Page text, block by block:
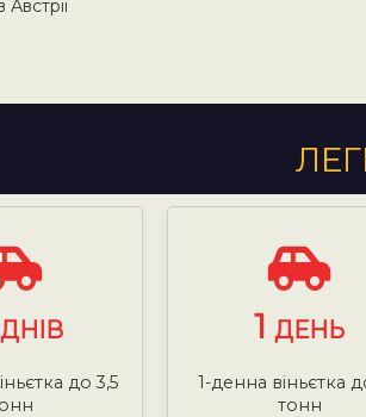
ДНІВ
до 3,5
1ДЕНЬ
1-денна віньєтка
тонн